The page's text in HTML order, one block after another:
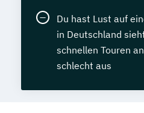
Du hast Lust auf
in Deutschland
schnellen Touren
schlecht aus